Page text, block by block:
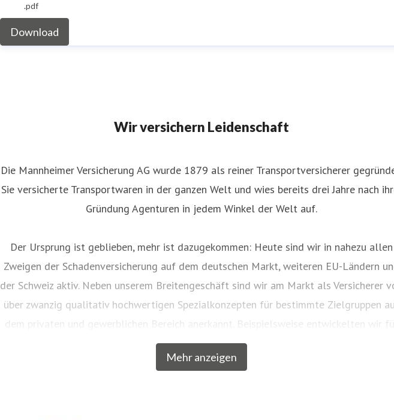
.pdf
Download
Wir versichern Leidenschaft
Mehr anzeigen
Die Mannheimer Versicherung AG wurde 1879 als reiner Transportversicherer
Sie versicherte Transportwaren in der ganzen Welt und wies bereits drei Jahre nach
Gründung Agenturen in jedem Winkel der Welt auf.
Der Ursprung ist geblieben, mehr ist dazugekommen: Heute sind wir in nahezu allen
Zweigen der Schadenversicherung auf dem deutschen Markt, weiteren EU-Ländern
der Schweiz aktiv. Neben unserem Breitengeschäft sind wir am Markt als Versicherer
über zwanzig qualitativ hochwertigen Spezialkonzepten für bestimmte Zielgruppen
dem privaten und gewerblichen Bereich anerkannt. Beispielsweise entwickelten wir für
Musiker, Galeristen und Juweliere komplette Absicherungspakete. Diese tragen
charakteristische Markennamen wie SINFONIMA®, ARTIMA® und VALORIMA®.